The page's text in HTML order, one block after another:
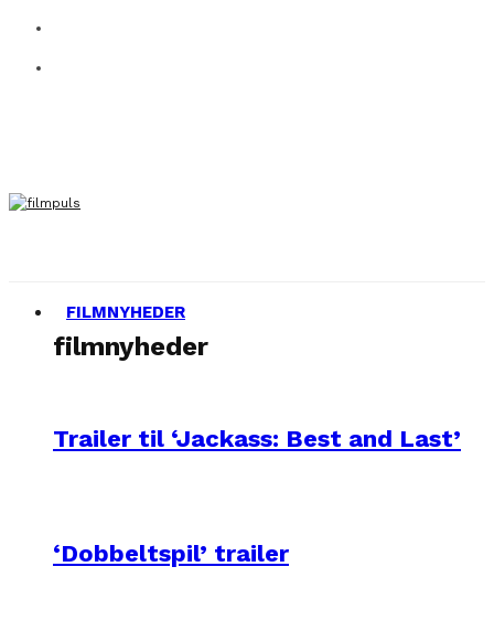
FILMNYHEDER
filmnyheder
Trailer til ‘Jackass: Best and Last’
‘Dobbeltspil’ trailer